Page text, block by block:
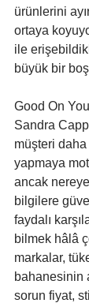
ürünlerini
ortaya
ile
büyük bir
Good On
Sandra
müşteri
yapmaya
ancak
bilgilere
faydalı
bilmek hâlâ
markalar,
bahanesinin
sorun fiyat,